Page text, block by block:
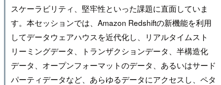
スケーラビリティ、堅牢性といった課題に直面していま
す。本セッションでは、Amazon Redshiftの新機能を利用
してデータウェアハウスを近代化し、リアルタイムスト
リーミングデータ、トランザクションデータ、半構造化
データ、オープンフォーマットのデータ、あるいはサード
パーティデータなど、あらゆるデータにアクセスし、ペタ